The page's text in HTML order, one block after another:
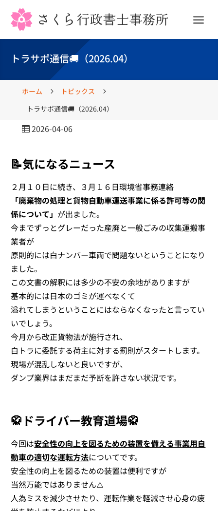
a
トラサポ通信🚚（2026.04）
ホーム 5 トピックス 5
トラサポ通信🚚（2026.04）
2026-04-06
📝気になるニュース
２月１０日に続き、３月１６日環境省事務連絡
「廃棄物の処理と貨物自動車運送事業に係る許可等の関
係について」 が出ました。
今までずっとグレーだった産廃と一般ごみの収集運搬事
業者が
原則的には白ナンバー車両で問題ないということになり
ました。
この文書の解釈には多少の不安の余地がありますが
基本的には日本のゴミが運べなくて
溢れてしまうということにはならなくなったと言ってい
いでしょう。
今月から改正貨物法が施行され、
白トラに委託する荷主に対する罰則がスタートします。
現場が混乱しないと良いですが、
ダンプ業界はまだまだ予断を許さない状況です。
🥋ドライバー教育道場🥋
今回は安全性の向上を図るための装置を備える事業用自
動車の適切な運転方法についてです。
安全性の向上を図るための装置は便利ですが
当然万能ではありません⚠️
人為ミスを減少させたり、運転作業を軽減させ心身の疲